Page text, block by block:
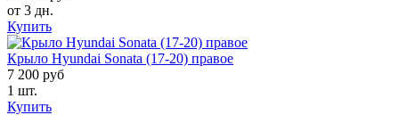
от 3 дн.
Купить
Крыло Hyundai Sonata (17-20) правое
7 200 руб
1 шт.
Купить